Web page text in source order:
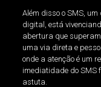
Além disso o SMS,
digital, está
abertura que
uma via direta e
onde a atenção é um
imediatidade do SMS
astuta.